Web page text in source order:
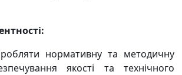
нормативну та методичну
якості та технічного